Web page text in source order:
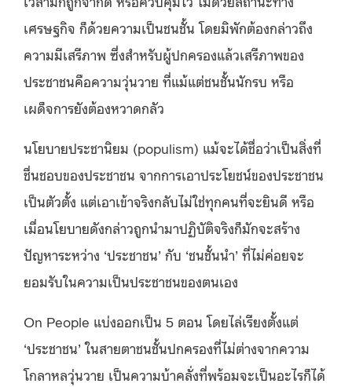
เศรษฐกิจ ก็ด้วยความเป็นชนชั้น โดยมิพักต้องกล่าวถึง
ความมีเสรีภาพ ซึ่งสำหรับผู้ปกครองแล้วเสรีภาพของ
ประชาชนคือความวุ่นวาย ที่แม้แต่ชนชั้นนักรบ หรือ
เผด็จการยังต้องหวาดกลัว
นโยบายประชานิยม (populism) แม้จะได้ชื่อว่าเป็นสิ่งที่
ชื่นชอบของประชาชน จากการเอาประโยชน์ของประชาชน
เป็นตัวตั้ง แต่เอาเข้าจริงกลับไม่ใช่ทุกคนที่จะยินดี หรือ
เมื่อนโยบายดังกล่าวถูกนำมาปฏิบัติจริงก็มักจะสร้าง
ปัญหาระหว่าง ‘ประชาชน’ กับ ‘ชนชั้นนำ’ ที่ไม่ค่อยจะ
ยอมรับในความเป็นประชาชนของตนเอง
On People แบ่งออกเป็น 5 ตอน โดยไล่เรียงตั้งแต่
‘ประชาชน’ ในสายตาชนชั้นปกครองที่ไม่ต่างจากความ
โกลาหลวุ่นวาย เป็นความบ้าคลั่งที่พร้อมจะเป็นอะไรก็ได้